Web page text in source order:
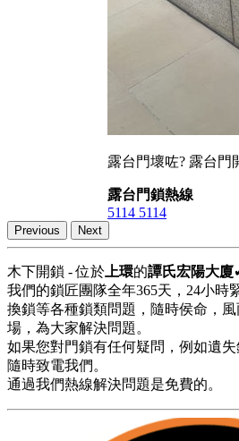
露台門壞咗? 露台門
露台門鎖熱線
5114 5114
Previous Next
木下開鎖 - 位於 上環的譚氏宏陽大廈
我們的鎖匠團隊全年365天，24小時
換鎖等各種鎖類問題，隨時侯命，
場，為大家解決問題。
如果您對門鎖有任何疑問，例如遺
隨時致電我們。
通過我們熱線解決問題是免費的。